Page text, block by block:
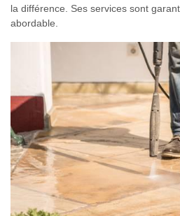
la différence. Ses services sont
abordable.